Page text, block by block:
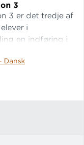
3
3 er det tredje af
i
en indføring i
Dansk